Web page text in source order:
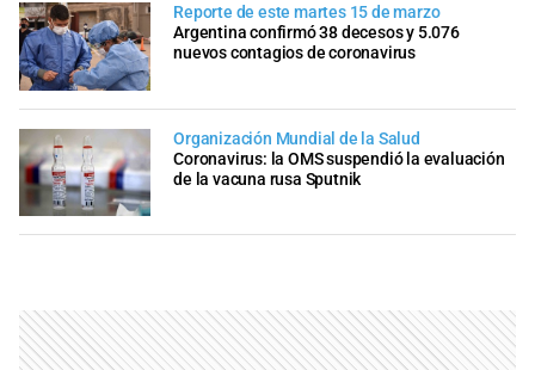
Reporte de este martes 15 de marzo
Argentina confirmó 38 decesos y 5.076
nuevos contagios de coronavirus
Organización Mundial de la Salud
Coronavirus: la OMS suspendió la evaluación
de la vacuna rusa Sputnik